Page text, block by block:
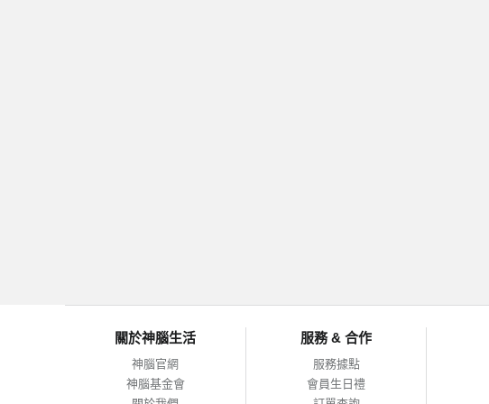
關於神腦生活
神腦官網
神腦基金會
服務 & 合作
服務據點
會員生日禮